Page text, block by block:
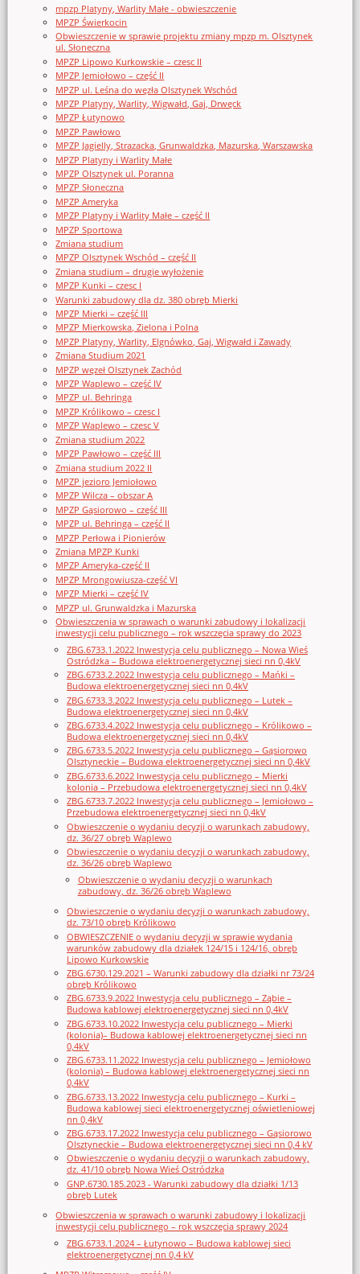
mpzp Platyny, Warlity Małe - obwieszczenie
MPZP Świerkocin
Obwieszczenie w sprawie projektu zmiany mpzp m. Olsztynek
ul. Słoneczna
MPZP Lipowo Kurkowskie – czesc II
MPZP Jemiołowo – część II
MPZP ul. Leśna do węzła Olsztynek Wschód
MPZP Platyny, Warlity, Wigwałd, Gaj, Drwęck
MPZP Łutynowo
MPZP Pawłowo
MPZP Jagielly, Strazacka, Grunwaldzka, Mazurska, Warszawska
MPZP Platyny i Warlity Małe
MPZP Olsztynek ul. Poranna
MPZP Słoneczna
MPZP Ameryka
MPZP Platyny i Warlity Małe – część II
MPZP Sportowa
Zmiana studium
MPZP Olsztynek Wschód – część II
Zmiana studium – drugie wyłożenie
MPZP Kunki – czesc I
Warunki zabudowy dla dz. 380 obręb Mierki
MPZP Mierki – część III
MPZP Mierkowska, Zielona i Polna
MPZP Platyny, Warlity, Elgnówko, Gaj, Wigwałd i Zawady
Zmiana Studium 2021
MPZP węzeł Olsztynek Zachód
MPZP Waplewo – część IV
MPZP ul. Behringa
MPZP Królikowo – czesc I
MPZP Waplewo – czesc V
Zmiana studium 2022
MPZP Pawłowo – część III
Zmiana studium 2022 II
MPZP jezioro Jemiołowo
MPZP Wilcza – obszar A
MPZP Gąsiorowo – część III
MPZP ul. Behringa – część II
MPZP Perłowa i Pionierów
Zmiana MPZP Kunki
MPZP Ameryka-część II
MPZP Mrongowiusza-część VI
MPZP Mierki – część IV
MPZP ul. Grunwaldzka i Mazurska
Obwieszczenia w sprawach o warunki zabudowy i lokalizacji
inwestycji celu publicznego – rok wszczęcia sprawy do 2023
ZBG.6733.1.2022 Inwestycja celu publicznego – Nowa Wieś
Ostródzka – Budowa elektroenergetycznej sieci nn 0,4kV
ZBG.6733.2.2022 Inwestycja celu publicznego – Mańki –
Budowa elektroenergetycznej sieci nn 0,4kV
ZBG.6733.3.2022 Inwestycja celu publicznego – Lutek –
Budowa elektroenergetycznej sieci nn 0,4kV
ZBG.6733.4.2022 Inwestycja celu publicznego – Królikowo –
Budowa elektroenergetycznej sieci nn 0,4kV
ZBG.6733.5.2022 Inwestycja celu publicznego – Gąsiorowo
Olsztyneckie – Budowa elektroenergetycznej sieci nn 0,4kV
ZBG.6733.6.2022 Inwestycja celu publicznego – Mierki
kolonia – Przebudowa elektroenergetycznej sieci nn 0,4kV
ZBG.6733.7.2022 Inwestycja celu publicznego – Jemiołowo –
Przebudowa elektroenergetycznej sieci nn 0,4kV
Obwieszczenie o wydaniu decyzji o warunkach zabudowy,
dz. 36/27 obręb Waplewo
Obwieszczenie o wydaniu decyzji o warunkach zabudowy,
dz. 36/26 obręb Waplewo
Obwieszczenie o wydaniu decyzji o warunkach
zabudowy, dz. 36/26 obręb Waplewo
Obwieszczenie o wydaniu decyzji o warunkach zabudowy,
dz. 73/10 obręb Królikowo
OBWIESZCZENIE o wydaniu decyzji w sprawie wydania
warunków zabudowy dla działek 124/15 i 124/16, obręb
Lipowo Kurkowskie
ZBG.6730.129.2021 – Warunki zabudowy dla działki nr 73/24
obręb Królikowo
ZBG.6733.9.2022 Inwestycja celu publicznego – Ząbie –
Budowa kablowej elektroenergetycznej sieci nn 0,4kV
ZBG.6733.10.2022 Inwestycja celu publicznego – Mierki
(kolonia)– Budowa kablowej elektroenergetycznej sieci nn
0,4kV
ZBG.6733.11.2022 Inwestycja celu publicznego – Jemiołowo
(kolonia) – Budowa kablowej elektroenergetycznej sieci nn
0,4kV
ZBG.6733.13.2022 Inwestycja celu publicznego – Kurki –
Budowa kablowej sieci elektroenergetycznej oświetleniowej
nn 0,4kV
ZBG.6733.17.2022 Inwestycja celu publicznego – Gąsiorowo
Olsztyneckie – Budowa elektroenergetycznej sieci nn 0,4 kV
Obwieszczenie o wydaniu decyzji o warunkach zabudowy,
dz. 41/10 obręb Nowa Wieś Ostródzka
GNP.6730.185.2023 - Warunki zabudowy dla działki 1/13
obręb Lutek
Obwieszczenia w sprawach o warunki zabudowy i lokalizacji
inwestycji celu publicznego – rok wszczęcia sprawy 2024
ZBG.6733.1.2024 – Łutynowo – Budowa kablowej sieci
elektroenergetycznej nn 0,4 kV